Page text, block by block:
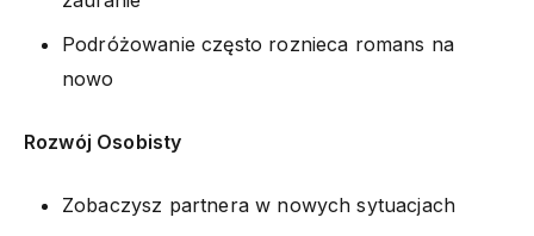
Podróżowanie często roznieca romans na
nowo
Rozwój Osobisty
Zobaczysz partnera w nowych sytuacjach